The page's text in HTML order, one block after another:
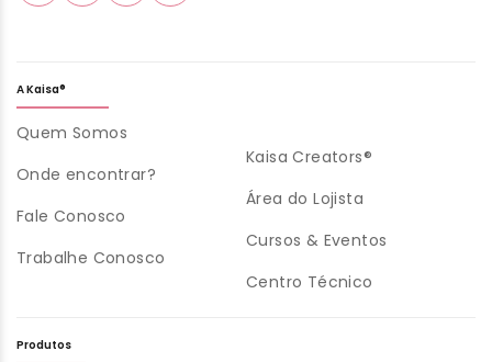
A Kaisa®
Quem Somos
Onde encontrar?
Fale Conosco
Trabalhe Conosco
Kaisa Creators®
Área do Lojista
Cursos & Eventos
Centro Técnico
Produtos